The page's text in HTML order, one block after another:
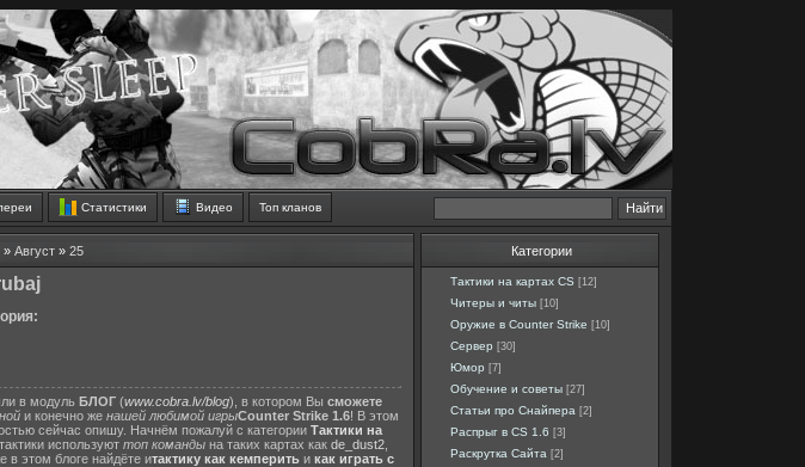
Статистики Видео Топ кланов
» Август » 25
в модуль БЛОГ (www.cobra.lv/blog), в котором Вы сможете
и конечно же нашей любимой игрыCounter Strike 1.6! В этом
сейчас опишу. Начнём пожалуй с категории Тактики на
используют топ командына таких картах как de_dust2,
в этом блоге найдёте итактику как кемперитьи как играть с
Категории
Тактики на картах CS [12]
Читеры и читы [10]
Оружие в Counter Strike [10]
Сервер [30]
Юмор [7]
Обучение и советы [27]
Статьи про Снайпера [2]
Распрыг в CS 1.6 [3]
Раскрутка Сайта [2]